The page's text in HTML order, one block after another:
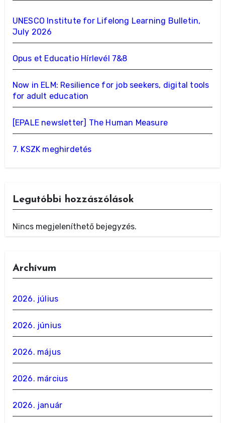
UNESCO Institute for Lifelong Learning Bulletin,
July 2026
Opus et Educatio Hírlevél 7&8
Now in ELM: Resilience for job seekers, digital tools
for adult education
[EPALE newsletter] The Human Measure
7. KSZK meghirdetés
Legutóbbi hozzászólások
Nincs megjeleníthető bejegyzés.
Archívum
2026. július
2026. június
2026. május
2026. március
2026. január